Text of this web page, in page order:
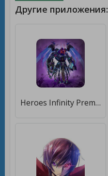
Другие приложения:
Heroes Infinity Premium [Много монет]